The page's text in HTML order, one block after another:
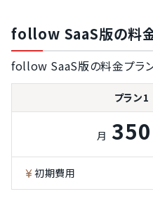
ン打刻）
顔認証打刻
LINE打刻
用のデータ出力
follow SaaS版の料
follow SaaS版の料金プラン
プラン1
月 350
初期費用